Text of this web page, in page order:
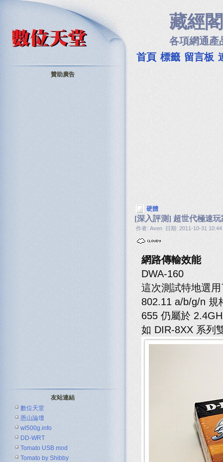
藏經閣
各項網通產
首頁 標籤 留言板
硬體
[深入評測] 超世代極速
作者: Aven 日期: 2011-10-31 10:44
網路傳輸效能
DWA-160
這次測試特地選
802.11 a/b/g/n 規
655 仍屬於
如 DIR-8XX 系列
贊助廣告
友站連結
數位天堂
恩山論壇
wl500g.info
DD-WRT
Tomato USB mod
Tomato by Shibby